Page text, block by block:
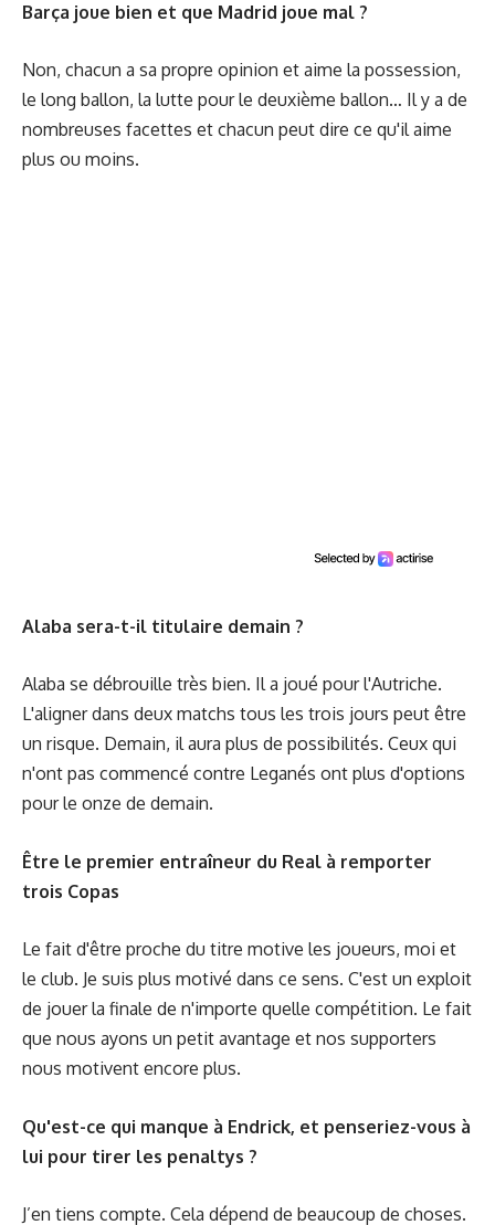
Barça joue bien et que Madrid joue mal ?
Non, chacun a sa propre opinion et aime la possession,
le long ballon, la lutte pour le deuxième ballon… Il y a de
nombreuses facettes et chacun peut dire ce qu'il aime
plus ou moins.
Alaba sera-t-il titulaire demain ?
Alaba se débrouille très bien. Il a joué pour l'Autriche.
L'aligner dans deux matchs tous les trois jours peut être
un risque. Demain, il aura plus de possibilités. Ceux qui
n'ont pas commencé contre Leganés ont plus d'options
pour le onze de demain.
Être le premier entraîneur du Real à remporter
trois Copas
Le fait d'être proche du titre motive les joueurs, moi et
le club. Je suis plus motivé dans ce sens. C'est un exploit
de jouer la finale de n'importe quelle compétition. Le fait
que nous ayons un petit avantage et nos supporters
nous motivent encore plus.
Qu'est-ce qui manque à Endrick, et penseriez-vous à
lui pour tirer les penaltys ?
J’en tiens compte. Cela dépend de beaucoup de choses.